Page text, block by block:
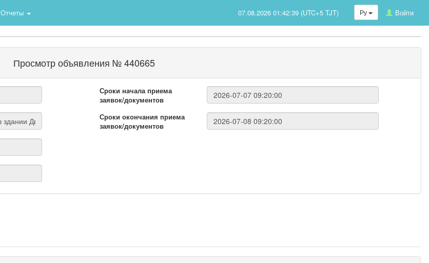
Отчеты Ру Войти
07.08.2026 01:42:39 (UTC+5 TJT)
Просмотр объявления № 440665
Сроки начала приема
заявок/документов
Сроки окончания приема
заявок/документов